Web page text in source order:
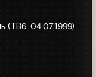
(ТВ6, 04.07.1999)